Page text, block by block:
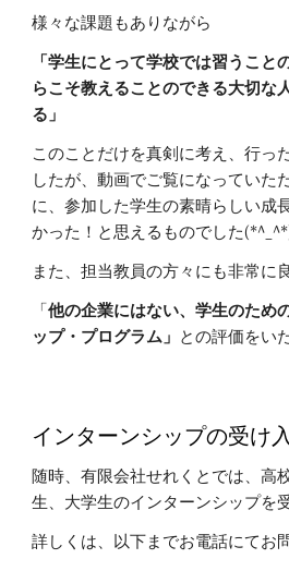
様々な課題もありながら
「学生にとって学校では習うこと
らこそ教えることのできる大切な
る」
このことだけを真剣に考え、行っ
したが、動画でご覧になっていた
に、参加した学生の素晴らしい成
かった！と思えるものでした
また、担当教員の方々にも非常に
「他の企業にはない、学生のため
ップ・プログラム」 との評価をい
インターンシップの受け
随時、有限会社せれくとでは、高
生、大学生のインターンシップを
詳しくは、以下までお電話にてお